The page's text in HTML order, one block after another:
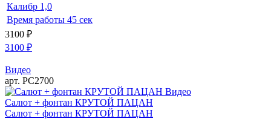
Калибр 1,0
Время работы 45 сек
3100 ₽
3100 ₽
Видео
арт. РС2700
Видео
Салют + фонтан КРУТОЙ ПАЦАН
Салют + фонтан КРУТОЙ ПАЦАН